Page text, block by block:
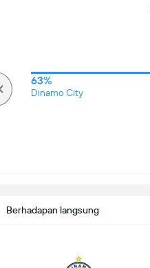
63%
Dinamo City
Berhadapan langsung